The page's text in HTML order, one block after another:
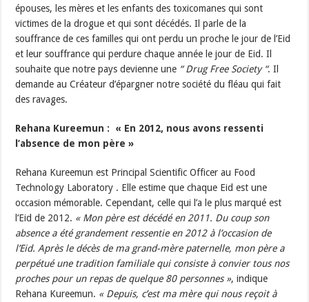
épouses, les mères et les enfants des toxicomanes qui sont
victimes de la drogue et qui sont décédés. Il parle de la
souffrance de ces familles qui ont perdu un proche le jour de l’Eid
et leur souffrance qui perdure chaque année le jour de Eid. Il
souhaite que notre pays devienne une “ Drug Free Society “. Il
demande au Créateur d’épargner notre société du fléau qui fait
des ravages.
Rehana Kureemun : « En 2012, nous avons ressenti
l’absence de mon père »
Rehana Kureemun est Principal Scientific Officer au Food
Technology Laboratory . Elle estime que chaque Eid est une
occasion mémorable. Cependant, celle qui l’a le plus marqué est
l’Eid de 2012. « Mon père est décédé en 2011. Du coup son
absence a été grandement ressentie en 2012 à l’occasion de
l’Eid. Après le décès de ma grand-mère paternelle, mon père a
perpétué une tradition familiale qui consiste à convier tous nos
proches pour un repas de quelque 80 personnes », indique
Rehana Kureemun. « Depuis, c’est ma mère qui nous reçoit à